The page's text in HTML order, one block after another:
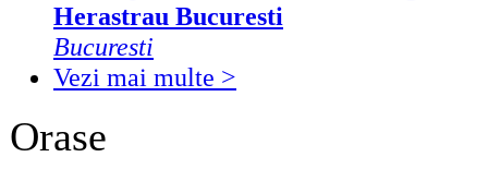
Herastrau Bucuresti
Bucuresti
Vezi mai multe >
Orase